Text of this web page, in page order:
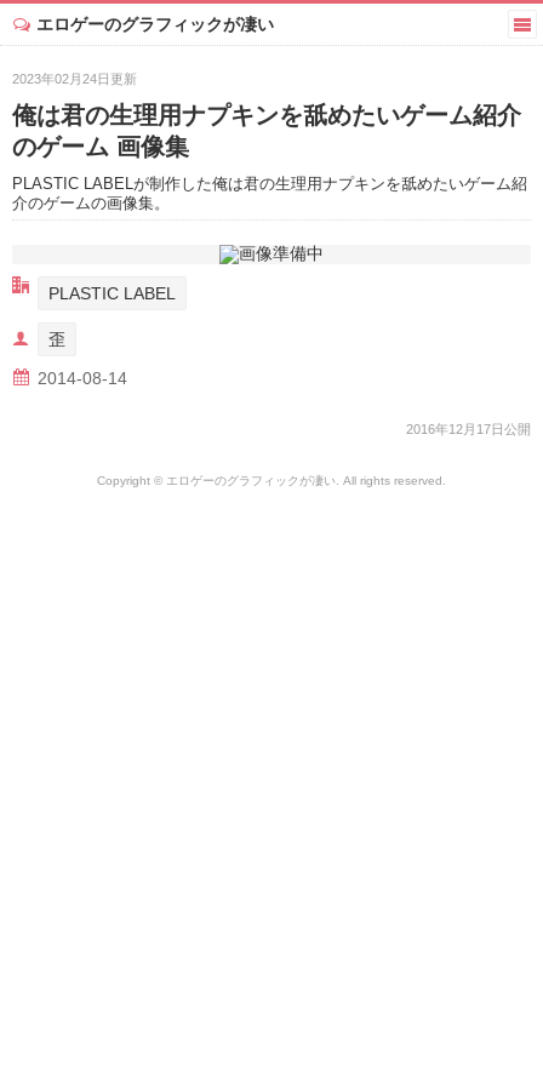
エロゲーのグラフィックが凄い
2023年02月24日更新
俺は君の生理用ナプキンを舐めたいゲーム紹介
のゲーム 画像集
PLASTIC LABELが制作した俺は君の生理用ナプキンを舐めたいゲーム紹
介のゲームの画像集。
PLASTIC LABEL
歪
2014-08-14
2016年12月17日公開
Copyright © エロゲーのグラフィックが凄い. All rights reserved.